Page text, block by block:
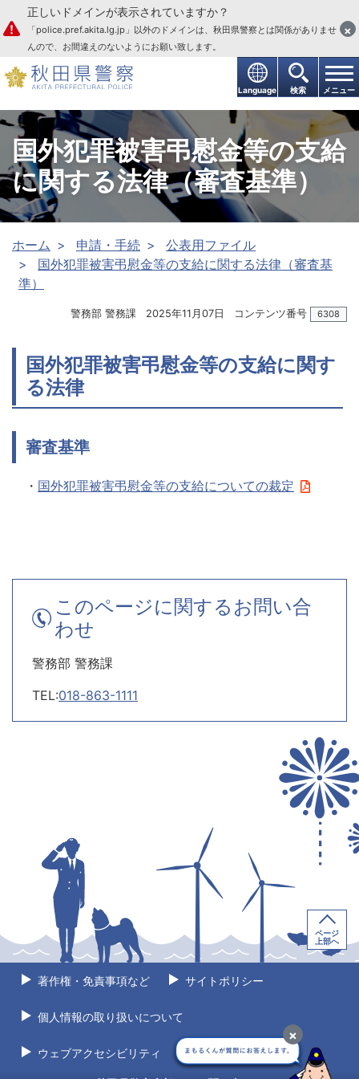
本文へ
Language 検索 メニュー
正しいドメインが表示されていますか？
「police.pref.akita.lg.jp」以外のドメインは、秋田県警察とは関係がありませ
んので、お間違えのないようにお願い致します。
×
国外犯罪被害弔慰金等の支給
に関する法律（審査基準）
ホーム 申請・手続
公表用ファイル
国外犯罪被害弔慰金等の支給に関する法律（審査基
準）
警務部 警務課 2025年11月07日 コンテンツ番号 6308
国外犯罪被害弔慰金等の支給に関す
る法律
審査基準
・ 国外犯罪被害弔慰金等の支給についての裁定
このページに関するお問い合
わせ
警務部 警務課
TEL:018-863-1111
×
著作権・免責事項など サイトポリシー
個人情報の取り扱いについて
ウェブアクセシビリティ サイトマップ
ページ
上部へ